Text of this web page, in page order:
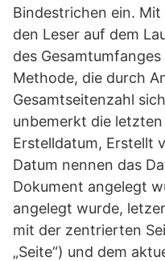
Bindestrichen ein.
den Leser auf dem
des
Methode, die durch
Gesamtseitenzahl
unbemerkt die
Erstelldatum, Erstellt
Datum nennen das
Dokument angelegt
angelegt wurde,
mit der zentrierten
„Seite“) und dem